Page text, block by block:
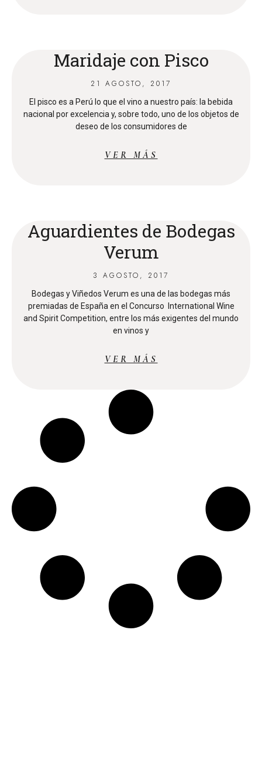
Maridaje con Pisco
21 AGOSTO, 2017
El pisco es a Perú lo que el vino a nuestro país: la bebida
nacional por excelencia y, sobre todo, uno de los objetos de
deseo de los consumidores de
VER MÁS
Aguardientes de Bodegas
Verum
3 AGOSTO, 2017
Bodegas y Viñedos Verum es una de las bodegas más
premiadas de España en el Concurso International Wine
and Spirit Competition, entre los más exigentes del mundo
en vinos y
VER MÁS